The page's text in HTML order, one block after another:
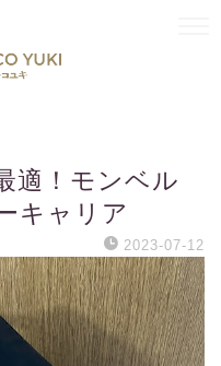
適！モンベル
キャリア
2023-07-12